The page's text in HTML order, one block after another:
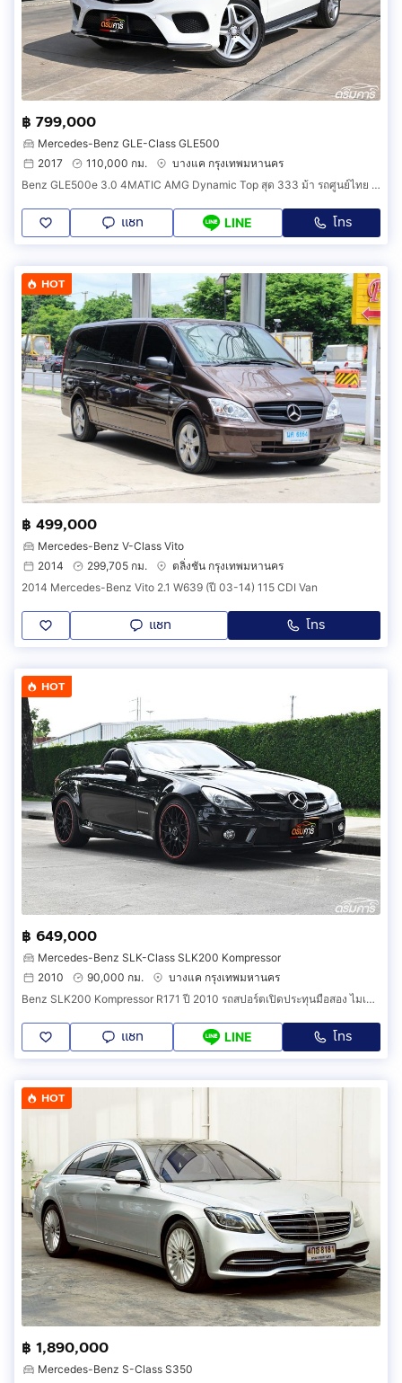
฿ 799,000
Mercedes-Benz GLE-Class GLE500
2017
110,000 กม.
บางแค กรุงเทพมหานคร
Benz GLE500e 3.0 4MATIC AMG Dynamic Top สุด 333 ม้า รถศูนย์ไทย ปี 2017 ไมล์ 110,000 กม. รหัสสินค้า ABFA
แชท LINE โทร
HOT
฿ 499,000
Mercedes-Benz V-Class Vito
2014
299,705 กม.
ตลิ่งชัน กรุงเทพมหานคร
2014 Mercedes-Benz Vito 2.1 W639 (ปี 03-14) 115 CDI Van
แชท โทร
HOT
฿ 649,000
Mercedes-Benz SLK-Class SLK200 Kompressor
2010
90,000 กม.
บางแค กรุงเทพมหานคร
Benz SLK200 Kompressor R171 ปี 2010 รถสปอร์ตเปิดประทุนมือสอง ไมเนอร์เชนจ์ FACELIFT ชุดแต่ง AMG รอบคัน ไมล์ 90,000 กม. (รหัสสินค้า CGEI)
แชท LINE โทร
HOT
฿ 1,890,000
Mercedes-Benz S-Class S350